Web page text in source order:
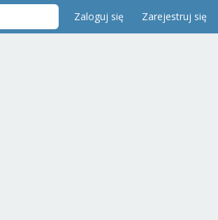
Zaloguj się Zarejestruj się